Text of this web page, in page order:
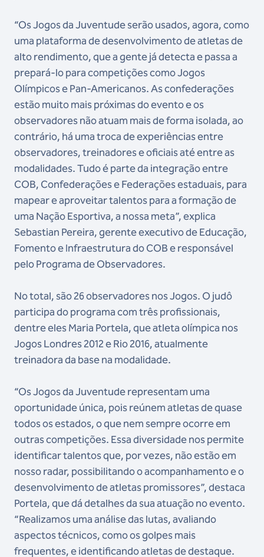
“Os Jogos da Juventude serão usados, agora, como
uma plataforma de desenvolvimento de atletas de
alto rendimento, que a gente já detecta e passa a
prepará-lo para competições como Jogos
Olímpicos e Pan-Americanos. As confederações
estão muito mais próximas do evento e os
observadores não atuam mais de forma isolada, ao
contrário, há uma troca de experiências entre
observadores, treinadores e oficiais até entre as
modalidades. Tudo é parte da integração entre
COB, Confederações e Federações estaduais, para
mapear e aproveitar talentos para a formação de
uma Nação Esportiva, a nossa meta”, explica
Sebastian Pereira, gerente executivo de Educação,
Fomento e Infraestrutura do COB e responsável
pelo Programa de Observadores.
No total, são 26 observadores nos Jogos. O judô
participa do programa com três profissionais,
dentre eles Maria Portela, que atleta olímpica nos
Jogos Londres 2012 e Rio 2016, atualmente
treinadora da base na modalidade.
“Os Jogos da Juventude representam uma
oportunidade única, pois reúnem atletas de quase
todos os estados, o que nem sempre ocorre em
outras competições. Essa diversidade nos permite
identificar talentos que, por vezes, não estão em
nosso radar, possibilitando o acompanhamento e o
desenvolvimento de atletas promissores”, destaca
Portela, que dá detalhes da sua atuação no evento.
“Realizamos uma análise das lutas, avaliando
aspectos técnicos, como os golpes mais
frequentes, e identificando atletas de destaque.